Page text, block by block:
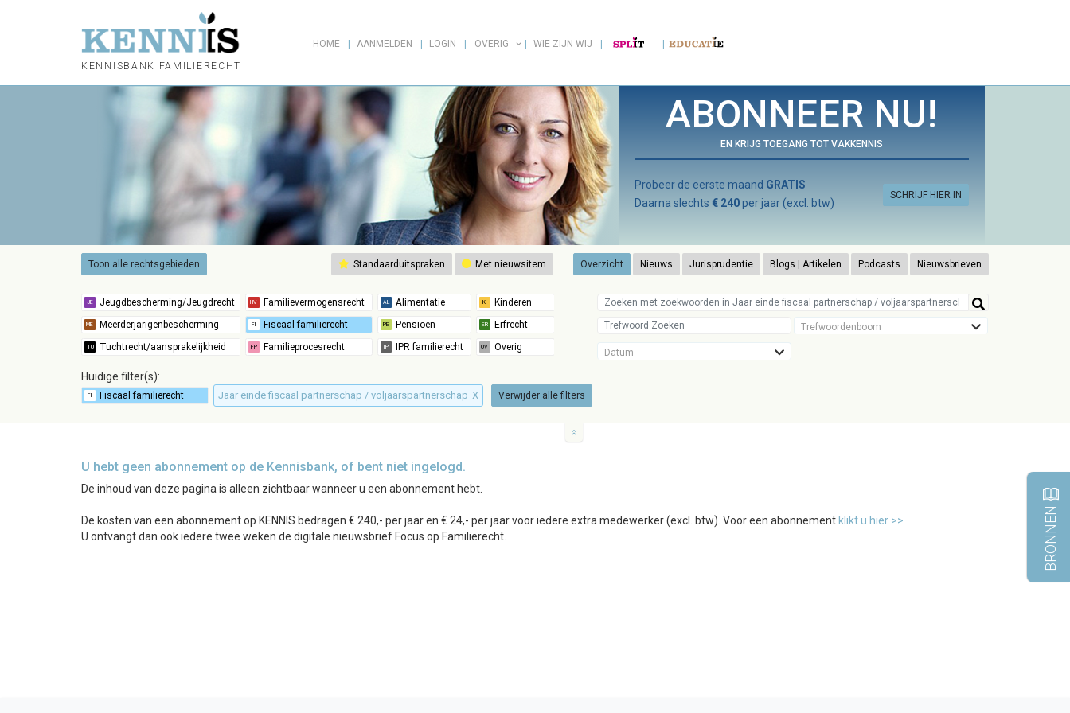
KENNISBANK FAMILIERECHT
HOME AANMELDEN LOGIN OVERIG WIE ZIJN WIJ
ABONNEER NU!
EN KRIJG TOEGANG TOT VAKKENNIS
SCHRIJF HIER IN
Probeer de eerste maand GRATIS
Daarna slechts € 240per jaar (excl. btw)
Toon alle rechtsgebieden Standaarduitspraken Met nieuwsitem Overzicht Nieuws Jurisprudentie Blogs | Artikelen Podcasts Nieuwsbrieven
Trefwoordenboom
Datum
Huidige filter(s):
Jaar einde fiscaal partnerschap / voljaarspartnerschap X Verwijder alle filters
U hebt geen abonnement op de Kennisbank, of bent niet ingelogd.
De inhoud van deze pagina is alleen zichtbaar wanneer u een abonnement hebt.
De kosten van een abonnement op KENNIS bedragen € 240,- per jaar en € 24,- per jaar voor iedere extra medewerker (excl. btw). Voor een abonnement klikt u hier >>
U ontvangt dan ook iedere twee weken de digitale nieuwsbrief Focus op Familierecht.
BRONNEN